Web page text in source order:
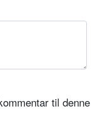
til denne